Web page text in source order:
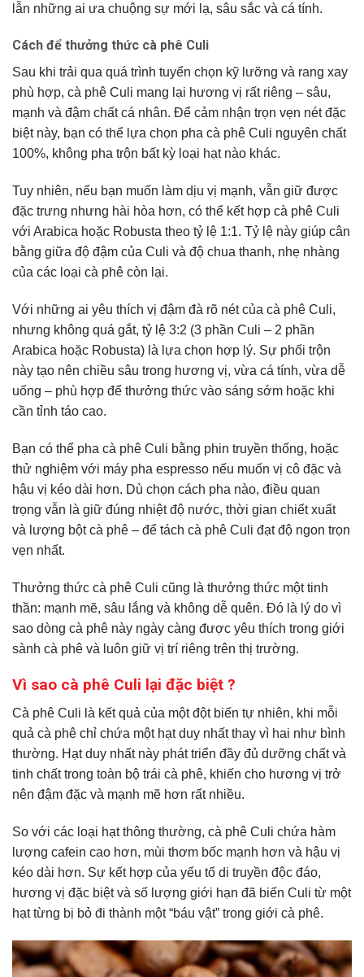
lẫn những ai ưa chuộng sự mới lạ, sâu sắc và cá tính.
Cách để thưởng thức cà phê Culi
Sau khi trải qua quá trình tuyển chọn kỹ lưỡng và rang xay
phù hợp, cà phê Culi mang lại hương vị rất riêng – sâu,
mạnh và đậm chất cá nhân. Để cảm nhận trọn vẹn nét đặc
biệt này, bạn có thể lựa chọn pha cà phê Culi nguyên chất
100%, không pha trộn bất kỳ loại hạt nào khác.
Tuy nhiên, nếu bạn muốn làm dịu vị mạnh, vẫn giữ được
đặc trưng nhưng hài hòa hơn, có thể kết hợp cà phê Culi
với Arabica hoặc Robusta theo tỷ lệ 1:1. Tỷ lệ này giúp cân
bằng giữa độ đậm của Culi và độ chua thanh, nhẹ nhàng
của các loại cà phê còn lại.
Với những ai yêu thích vị đậm đà rõ nét của cà phê Culi,
nhưng không quá gắt, tỷ lệ 3:2 (3 phần Culi – 2 phần
Arabica hoặc Robusta) là lựa chọn hợp lý. Sự phối trộn
này tạo nên chiều sâu trong hương vị, vừa cá tính, vừa dễ
uống – phù hợp để thưởng thức vào sáng sớm hoặc khi
cần tỉnh táo cao.
Bạn có thể pha cà phê Culi bằng phin truyền thống, hoặc
thử nghiệm với máy pha espresso nếu muốn vị cô đặc và
hậu vị kéo dài hơn. Dù chọn cách pha nào, điều quan
trọng vẫn là giữ đúng nhiệt độ nước, thời gian chiết xuất
và lượng bột cà phê – để tách cà phê Culi đạt độ ngon trọn
vẹn nhất.
Thưởng thức cà phê Culi cũng là thưởng thức một tinh
thần: mạnh mẽ, sâu lắng và không dễ quên. Đó là lý do vì
sao dòng cà phê này ngày càng được yêu thích trong giới
sành cà phê và luôn giữ vị trí riêng trên thị trường.
Vì sao cà phê Culi lại đặc biệt ?
Cà phê Culi là kết quả của một đột biến tự nhiên, khi mỗi
quả cà phê chỉ chứa một hạt duy nhất thay vì hai như bình
thường. Hạt duy nhất này phát triển đầy đủ dưỡng chất và
tinh chất trong toàn bộ trái cà phê, khiến cho hương vị trở
nên đậm đặc và mạnh mẽ hơn rất nhiều.
So với các loại hạt thông thường, cà phê Culi chứa hàm
lượng cafein cao hơn, mùi thơm bốc mạnh hơn và hậu vị
kéo dài hơn. Sự kết hợp của yếu tố di truyền độc đáo,
hương vị đặc biệt và số lượng giới hạn đã biến Culi từ một
hạt từng bị bỏ đi thành một “báu vật” trong giới cà phê.